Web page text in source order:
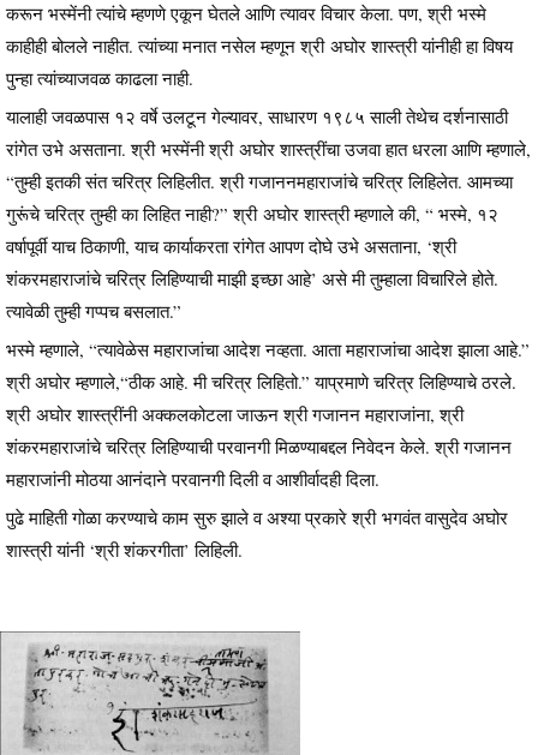
करून भस्मेंनी त्यांचे म्हणणे एकून घेतले आणि त्यावर विचार केला. पण, श्री भस्मे
काहीही बोलले नाहीत. त्यांच्या मनात नसेल म्हणून श्री अघोर शास्त्री यांनीही हा विषय
पुन्हा त्यांच्याजवळ काढला नाही.
यालाही जवळपास १२ वर्षे उलटून गेल्यावर, साधारण १९८५ साली तेथेच दर्शनासाठी
रांगेत उभे असताना. श्री भस्मेंनी श्री अघोर शास्त्रींचा उजवा हात धरला आणि म्हणाले,
“तुम्ही इतकी संत चरित्र लिहिलीत. श्री गजाननमहाराजांचे चरित्र लिहिलेत. आमच्या
गुरूंचे चरित्र तुम्ही का लिहित नाही?” श्री अघोर शास्त्री म्हणाले की, “ भस्मे, १२
वर्षापूर्वी याच ठिकाणी, याच कार्याकरता रांगेत आपण दोघे उभे असताना, ‘श्री
शंकरमहाराजांचे चरित्र लिहिण्याची माझी इच्छा आहे’ असे मी तुम्हाला विचारिले होते.
त्यावेळी तुम्ही गप्पच बसलात.”
भस्मे म्हणाले, “त्यावेळेस महाराजांचा आदेश नव्हता. आता महाराजांचा आदेश झाला आहे.”
श्री अघोर म्हणाले,“ठीक आहे. मी चरित्र लिहितो.” याप्रमाणे चरित्र लिहिण्याचे ठरले.
श्री अघोर शास्त्रींनी अक्कलकोटला जाऊन श्री गजानन महाराजांना, श्री
शंकरमहाराजांचे चरित्र लिहिण्याची परवानगी मिळण्याबद्दल निवेदन केले. श्री गजानन
महाराजांनी मोठया आनंदाने परवानगी दिली व आशीर्वादही दिला.
पुढे माहिती गोळा करण्याचे काम सुरु झाले व अश्या प्रकारे श्री भगवंत वासुदेव अघोर
शास्त्री यांनी ‘श्री शंकरगीता’ लिहिली.